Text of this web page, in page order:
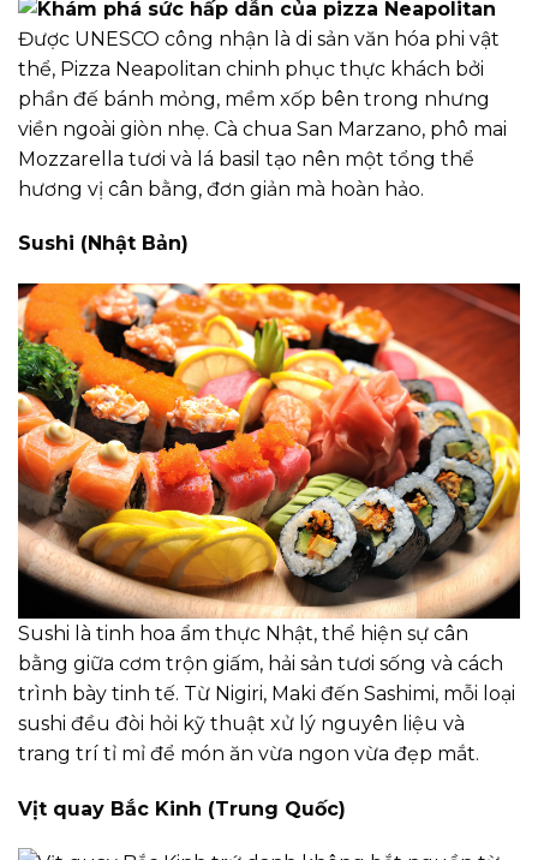
Được UNESCO công nhận là di sản văn hóa phi vật
thể, Pizza Neapolitan chinh phục thực khách bởi
phần đế bánh mỏng, mềm xốp bên trong nhưng
viền ngoài giòn nhẹ. Cà chua San Marzano, phô mai
Mozzarella tươi và lá basil tạo nên một tổng thể
hương vị cân bằng, đơn giản mà hoàn hảo.
Sushi (Nhật Bản)
Sushi là tinh hoa ẩm thực Nhật, thể hiện sự cân
bằng giữa cơm trộn giấm, hải sản tươi sống và cách
trình bày tinh tế. Từ Nigiri, Maki đến Sashimi, mỗi loại
sushi đều đòi hỏi kỹ thuật xử lý nguyên liệu và
trang trí tỉ mỉ để món ăn vừa ngon vừa đẹp mắt.
Vịt quay Bắc Kinh (Trung Quốc)